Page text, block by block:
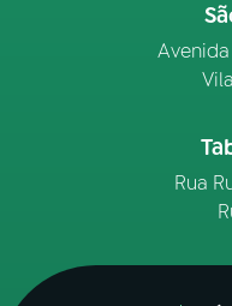
Avenida
Rua